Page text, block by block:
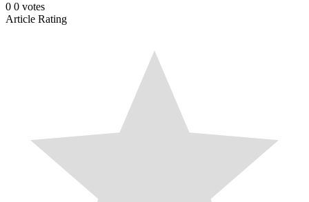
0 0 votes
Article Rating